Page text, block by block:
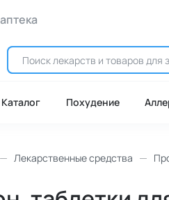
Каталог Похудение
Лекарственные средства